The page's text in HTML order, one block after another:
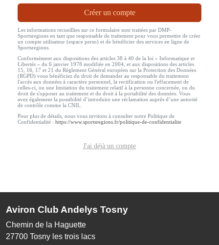
Créer un compte
Les informations recueillies sur ce formulaire sont traitées par DMP-
Sportsregions en tant que responsable de traitement pour vous permettre de créer
un compte utilisateur (espace perso) et de bénéficier des services en ligne de
Sportsregions.
Conformément aux dispositions des articles 38 à 40 de la loi « Informatique et
Libertés » du 6 janvier 1978 modifiée en 2004, et aux dispositions des articles
15, 16, 17 et 21 du Règlement Général européen sur la Protection des Données
(RGPD) vous bénéficiez du droit de demander au responsable du traitement
l'accès aux données à caractère personnel, la rectification ou l'effacement de
celles-ci, ou une limitation du traitement relatif à la personne concernée, ou du
droit de s'opposer au traitement et du droit à la portabilité des données. Vous
avez également la possibilité d’introduire une réclamation auprès d’une autorité
de contrôle comme la CNIL.
Pour plus de détails, nous vous invitons à consulter notre Politique de
Confidentialité : https://www.sportsregions.fr/politique-de-confidentialite
J'ai déjà un compte
Aviron Club Andelys Tosny
Chemin de la Haguette
27700 Tosny les trois lacs